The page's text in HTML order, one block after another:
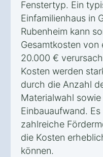
Fenstertyp. Ein
Einfamilienhaus in
Rubenheim kann
Gesamtkosten von
20.000 €
Kosten werden
durch die Anzahl
Materialwahl sowie
Einbauaufwand.
zahlreiche
die Kosten
können.